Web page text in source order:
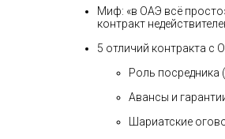
Миф: «в ОАЭ всё
контракт
5 отличий контракта с
Роль посредника
Авансы и
Шариатские